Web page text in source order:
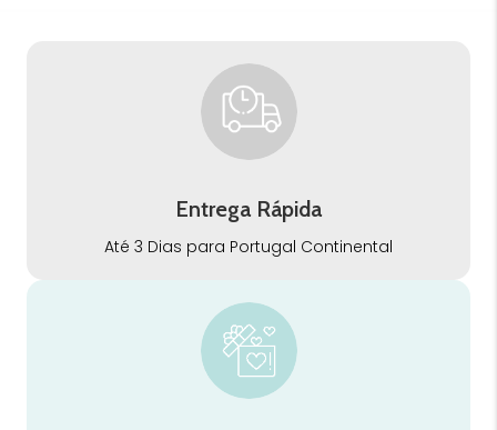
Entrega Rápida
Até 3 Dias para Portugal Continental